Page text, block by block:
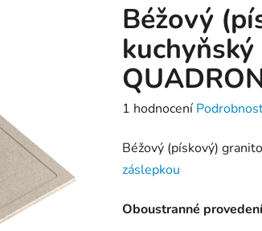
Béžový
Průměrné
produktu
je
z
1 hodnocení
Béžový (pískový)
záslepkou
Oboustranné provedení